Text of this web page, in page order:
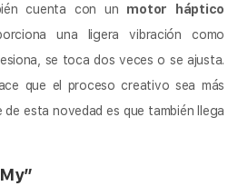
cuenta con un motor háptico
una ligera vibración como
se toca dos veces o se ajusta.
que el proceso creativo sea más
esta novedad es que también llega